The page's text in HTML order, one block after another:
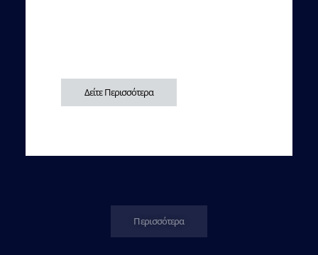
Δείτε Περισσότερα
Περισσότερα